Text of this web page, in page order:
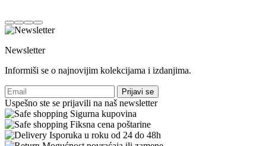
Newsletter
Informiši se o najnovijim kolekcijama i izdanjima.
Prijavi se
Uspešno ste se prijavili na naš newsletter
Sigurna kupovina
Fiksna cena poštarine
Isporuka u roku od 24 do 48h